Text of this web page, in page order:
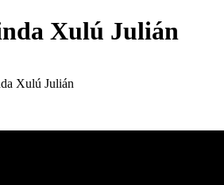
Xulú Julián
Xulú Julián